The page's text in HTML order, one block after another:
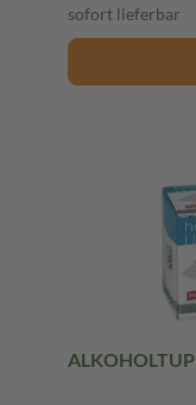
sofort lieferbar